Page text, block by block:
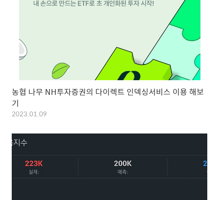
농협 나무 NH투자증권의 다이렉트 인덱싱서비스 이용 해보
기
2023.01.09